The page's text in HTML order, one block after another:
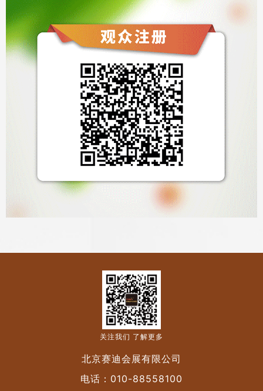
关注我们 了解更多
北京赛迪会展有限公司
电话： 010-88558100